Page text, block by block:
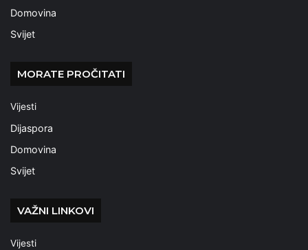
Domovina
Svijet
MORATE PROČITATI
Vijesti
Dijaspora
Domovina
Svijet
VAŽNI LINKOVI
Vijesti